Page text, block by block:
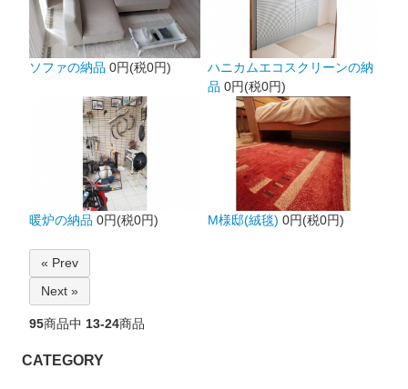
ソファの納品 0円(税0円)
ハニカムエコスクリーンの納
品 0円(税0円)
暖炉の納品 0円(税0円) M様邸(絨毯) 0円(税0円)
« Prev
Next »
95商品中 13-24商品
CATEGORY